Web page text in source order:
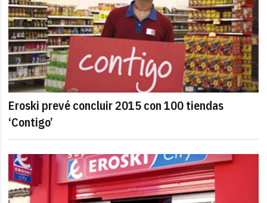
Eroski prevé concluir 2015 con 100 tiendas
‘Contigo’